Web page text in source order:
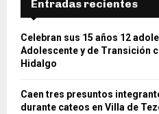
Entradas recientes
Celebran sus 15 años 12
Adolescente y de Transición
Hidalgo
Caen tres presuntos
durante cateos en Villa de